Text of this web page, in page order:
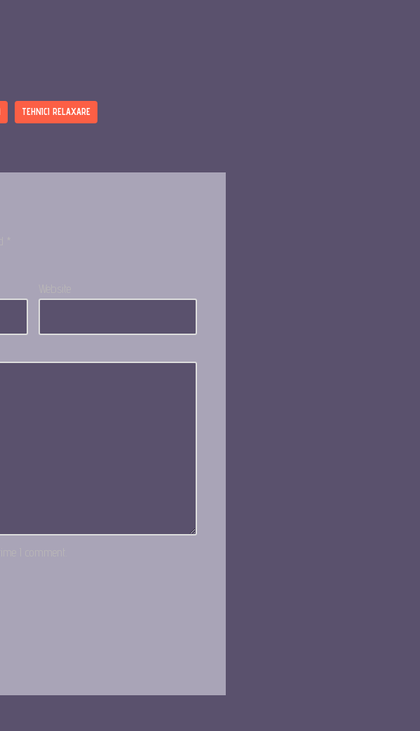
TEHNICI RELAXARE